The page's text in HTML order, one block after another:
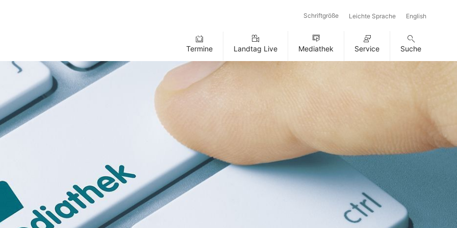
Schriftgröße Leichte Sprache English
Termine Landtag Live Mediathek Service Suche